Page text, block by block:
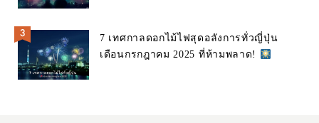
7 เทศกาลดอกไม้ไฟสุดอลังการทั่วญี่ปุ่น
เดือนกรกฎาคม 2025 ที่ห้ามพลาด!